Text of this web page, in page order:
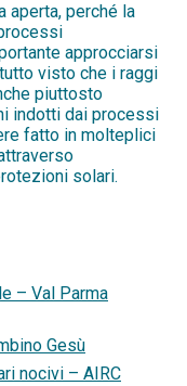
aperta, perché la
approcciarsi
visto che i raggi
piuttosto
indotti dai processi
fatto in molteplici
solari.
– Val Parma
Gesù
nocivi – AIRC